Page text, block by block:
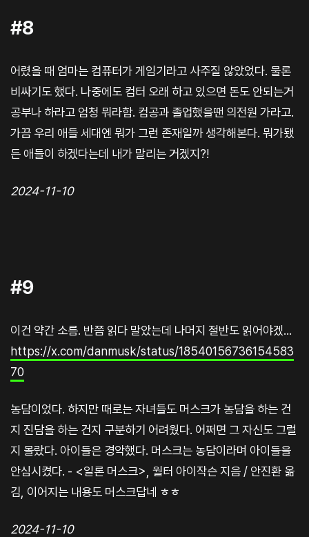
#8
어렸을 때 엄마는 컴퓨터가 게임기라고 사주질 않았었다. 물론
비싸기도 했다. 나중에도 컴터 오래 하고 있으면 돈도 안되는거
공부나 하라고 엄청 뭐라함. 컴공과 졸업했을땐 의전원 가라고.
가끔 우리 애들 세대엔 뭐가 그런 존재일까 생각해본다. 뭐가됐
든 애들이 하겠다는데 내가 말리는 거겠지?!
2024-11-10
#9
이건 약간 소름. 반쯤 읽다 말았는데 나머지 절반도 읽어야겠...
https://x.com/danmusk/status/18540156736154583
70
농담이었다. 하지만 때로는 자녀들도 머스크가 농담을 하는 건
지 진담을 하는 건지 구분하기 어려웠다. 어쩌면 그 자신도 그럴
지 몰랐다. 아이들은 경악했다. 머스크는 농담이라며 아이들을
안심시켰다. - <일론 머스크>, 월터 아이작슨 지음 / 안진환 옮
김, 이어지는 내용도 머스크답네 ㅎㅎ
2024-11-10